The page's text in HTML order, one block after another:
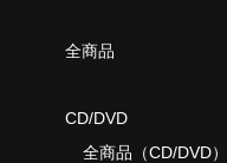
全商品
CD/DVD
全商品（CD/DVD